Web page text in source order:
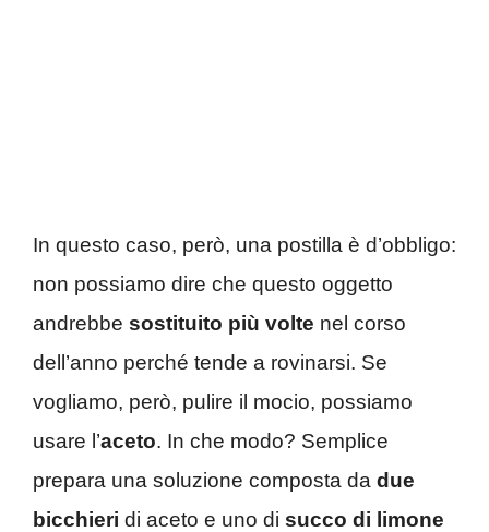
In questo caso, però, una postilla è d’obbligo:
non possiamo dire che questo oggetto
andrebbe sostituito più volte nel corso
dell’anno perché tende a rovinarsi. Se
vogliamo, però, pulire il mocio, possiamo
usare l’aceto. In che modo? Semplice
prepara una soluzione composta da due
bicchieri di aceto e uno di succo di limone